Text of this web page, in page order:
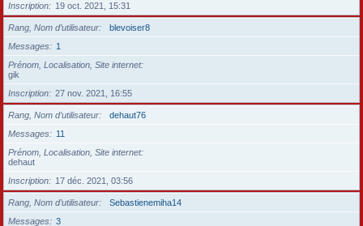
Inscription
19 oct. 2021, 15:31
Rang, Nom d’utilisateur
blevoiser8
Messages
1
Prénom, Localisation, Site internet
gik
Inscription
27 nov. 2021, 16:55
Rang, Nom d’utilisateur
dehaut76
Messages
11
Prénom, Localisation, Site internet
dehaut
Inscription
17 déc. 2021, 03:56
Rang, Nom d’utilisateur
Sebastienemiha14
Messages
3